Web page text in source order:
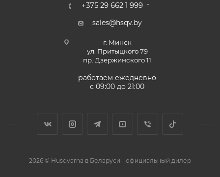
+375 29 662 1 999
sales@hsqv.by
г. Минск
ул. Притыцкого 79
пр. Дзержинского 11
работаем ежедневно
с 09:00 до 21:00
2026 © Husqvarna в Беларуси - официальный дилер